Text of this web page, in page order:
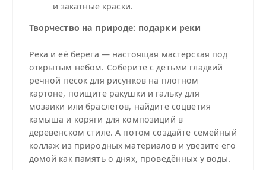
и закатные краски.
Творчество на природе: подарки реки
Река и её берега — настоящая мастерская под
открытым небом. Соберите с детьми гладкий
речной песок для рисунков на плотном
картоне, поищите ракушки и гальку для
мозаики или браслетов, найдите соцветия
камыша и коряги для композиций в
деревенском стиле. А потом создайте семейный
коллаж из природных материалов и увезите его
домой как память о днях, проведённых у воды.